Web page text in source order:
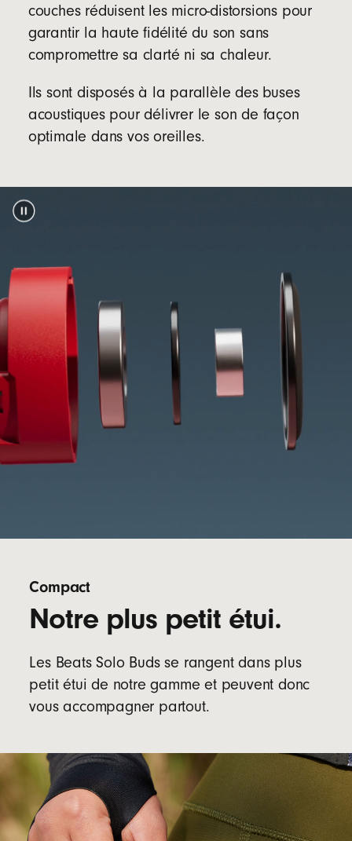
Contenu du coffret
Écouteurs Beats Solo Buds
Quatre tailles différentes d'embouts (XS, S, M,
L)
Carte de garantie
vendus séparément)
L'emballage des Beats Solo Buds est composé
à 100 % de matières organiques provenant de
forêts durables et/ou créées à partir de fibres
recycléesfootnote
couches réduisent les micro-distorsions pour
garantir la haute fidélité du son sans
compromettre sa clarté ni sa chaleur.
Ils sont disposés à la parallèle des buses
acoustiques pour délivrer le son de façon
optimale dans vos oreilles.
Compact
Notre plus petit étui.
Les Beats Solo Buds se rangent dans plus
petit étui de notre gamme et peuvent donc
vous accompagner partout.